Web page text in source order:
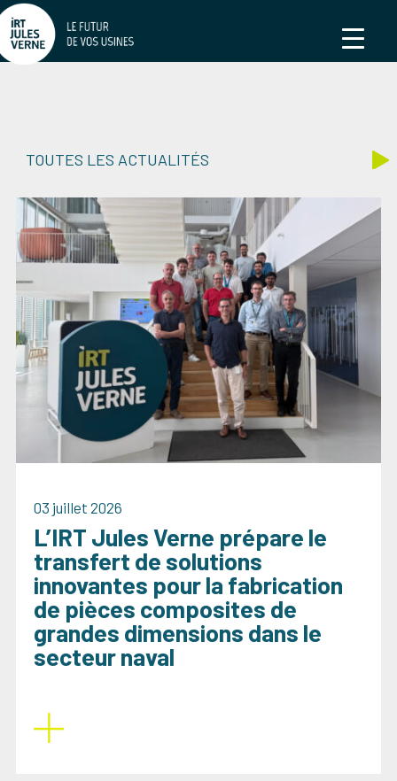
TOUTES LES ACTUALITÉS
03 juillet 2026
L’IRT Jules Verne prépare le
transfert de solutions
innovantes pour la fabrication
de pièces composites de
grandes dimensions dans le
secteur naval